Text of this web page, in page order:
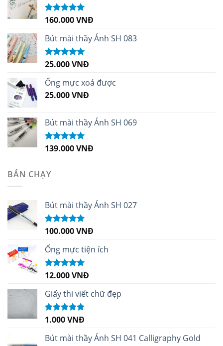
Được xếp
sao
160.000VNĐ
Bút mài thầy Ánh SH 083
Được xếp
sao
25.000VNĐ
Ống mực xoá được
25.000VNĐ
Bút mài thầy Ánh SH 069
Được xếp
139.000VNĐ
BÁN CHẠY
Bút mài thầy Ánh SH 027
Được xếp
sao
100.000VNĐ
Ống mực tiện ích
Được xếp
sao
12.000VNĐ
Giấy thi viết chữ đẹp
Được xếp
sao
1.000VNĐ
Bút mài thầy Ánh SH 041 Calligraphy Gold